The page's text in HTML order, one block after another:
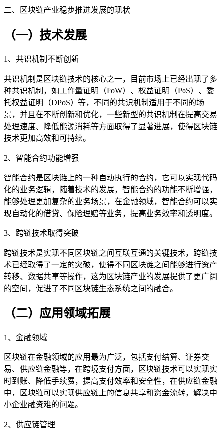
二、区块链产业稳步推进发展的现状
（一）技术发展
1、共识机制不断创新
共识机制是区块链技术的核心之一，目前市场上已经出现了多
种共识机制，如工作量证明（PoW）、权益证明（PoS）、委
托权益证明（DPoS）等，不同的共识机制适用于不同的场
景，并且在不断创新和优化，一些新型的共识机制在提高交易
处理速度、降低能源消耗等方面取得了显著进展，使得区块链
技术更加高效和可持续。
2、智能合约功能增强
智能合约是区块链上的一种自动执行的合约，它可以实现代码
化的业务逻辑，随着技术的发展，智能合约的功能不断增强，
能够处理更加复杂的业务场景，在金融领域，智能合约可以实
现自动化的借贷、保险理赔等业务，提高业务效率和透明度。
3、跨链技术取得突破
跨链技术是实现不同区块链之间互联互通的关键技术，跨链技
术已经取得了一定的突破，使得不同区块链之间能够进行资产
转移、数据共享等操作，这为区块链产业的发展提供了更广阔
的空间，促进了不同区块链生态系统之间的融合。
（二）应用领域拓展
1、金融领域
区块链在金融领域的应用最为广泛，包括支付结算、证券交
易、供应链金融等，在跨境支付方面，区块链技术可以实现实
时到账、降低手续费，提高支付效率和安全性，在供应链金融
中，区块链可以实现供应链上的信息共享和资金流转，解决中
小企业融资难的问题。
2、供应链管理